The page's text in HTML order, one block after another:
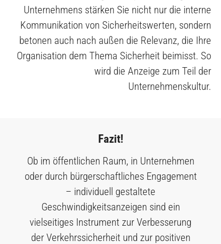
Unternehmens stärken Sie nicht nur die interne
Kommunikation von Sicherheitswerten, sondern
betonen auch nach außen die Relevanz, die Ihre
Organisation dem Thema Sicherheit beimisst. So
wird die Anzeige zum Teil der
Unternehmenskultur.
Fazit!
Ob im öffentlichen Raum, in Unternehmen
oder durch bürgerschaftliches Engagement
– individuell gestaltete
Geschwindigkeitsanzeigen sind ein
vielseitiges Instrument zur Verbesserung
der Verkehrssicherheit und zur positiven